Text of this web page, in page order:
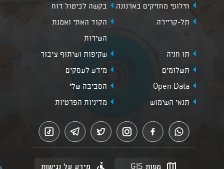
חילופי מחזיקים בארנונה
בקשה לביטול דוח
תל-קריירה
הקוד האתי ואמנת
השירות
תו חניה
שקיפות ושיתוף ציבור
תשלומים
מידע לעסקים
Open Data
הסביבה שלי
תנאי השימוש
מדיניות הפרטיות
מפות GIS מידע על נגישות